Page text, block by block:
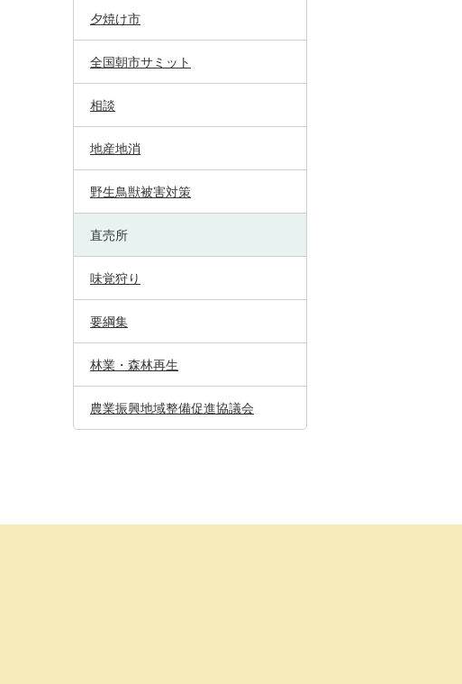
夕焼け市
全国朝市サミット
相談
地産地消
野生鳥獣被害対策
直売所
味覚狩り
要綱集
林業・森林再生
農業振興地域整備促進協議会